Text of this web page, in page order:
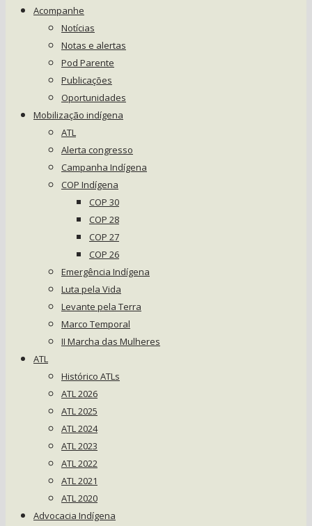
Acompanhe
Notícias
Notas e alertas
Pod Parente
Publicações
Oportunidades
Mobilização indígena
ATL
Alerta congresso
Campanha Indígena
COP Indígena
COP 30
COP 28
COP 27
COP 26
Emergência Indígena
Luta pela Vida
Levante pela Terra
Marco Temporal
II Marcha das Mulheres
ATL
Histórico ATLs
ATL 2026
ATL 2025
ATL 2024
ATL 2023
ATL 2022
ATL 2021
ATL 2020
Advocacia Indígena